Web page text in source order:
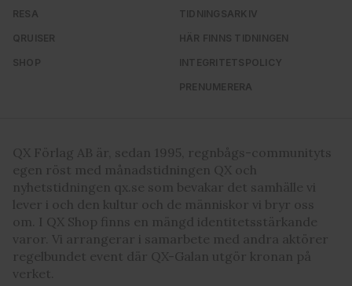
RESA
QRUISER
SHOP
TIDNINGSARKIV
HÄR FINNS TIDNINGEN
INTEGRITETSPOLICY
PRENUMERERA
QX Förlag AB är, sedan 1995, regnbågs-communityts
egen röst med månadstidningen QX och
nyhetstidningen qx.se som bevakar det samhälle vi
lever i och den kultur och de människor vi bryr oss
om. I QX Shop finns en mängd identitetsstärkande
varor. Vi arrangerar i samarbete med andra aktörer
regelbundet event där QX-Galan utgör kronan på
verket.